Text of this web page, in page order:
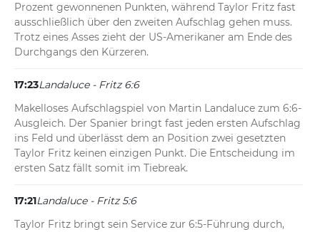
Prozent gewonnenen Punkten, während Taylor Fritz fast
ausschließlich über den zweiten Aufschlag gehen muss.
Trotz eines Asses zieht der US-Amerikaner am Ende des
Durchgangs den Kürzeren.
17:23Landaluce - Fritz 6:6
Makelloses Aufschlagspiel von Martin Landaluce zum 6:6-
Ausgleich. Der Spanier bringt fast jeden ersten Aufschlag
ins Feld und überlässt dem an Position zwei gesetzten
Taylor Fritz keinen einzigen Punkt. Die Entscheidung im
ersten Satz fällt somit im Tiebreak.
17:21Landaluce - Fritz 5:6
Taylor Fritz bringt sein Service zur 6:5-Führung durch,